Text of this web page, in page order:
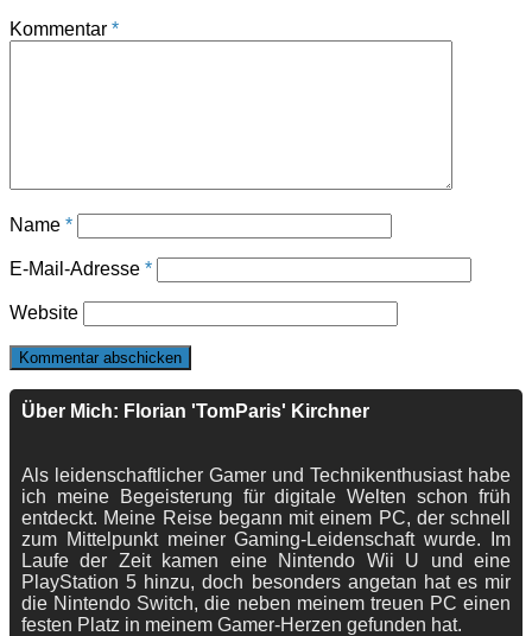
Kommentar *
Name *
E-Mail-Adresse *
Website
Über Mich: Florian 'TomParis' Kirchner
Als leidenschaftlicher Gamer und Technikenthusiast habe
ich meine Begeisterung für digitale Welten schon früh
entdeckt. Meine Reise begann mit einem PC, der schnell
zum Mittelpunkt meiner Gaming-Leidenschaft wurde. Im
Laufe der Zeit kamen eine Nintendo Wii U und eine
PlayStation 5 hinzu, doch besonders angetan hat es mir
die Nintendo Switch, die neben meinem treuen PC einen
festen Platz in meinem Gamer-Herzen gefunden hat.